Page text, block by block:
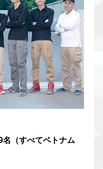
（すべてベトナム